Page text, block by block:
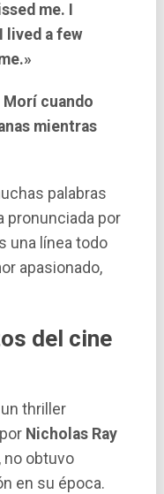
me. I
lived a few
Morí cuando
mientras
palabras
pronunciada por
una línea todo
apasionado,
del cine
thriller
Nicholas Ray
no obtuvo
en su época.